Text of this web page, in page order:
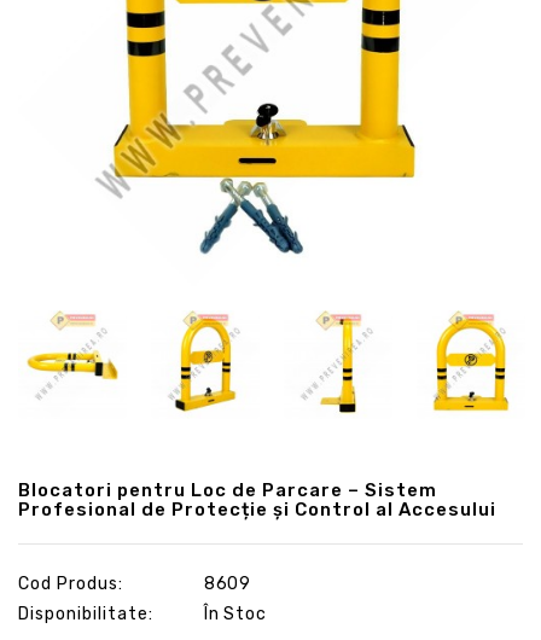
Blocatori pentru Loc de Parcare – Sistem
Profesional de Protecție și Control al Accesului
Cod Produs:
8609
Disponibilitate:
În Stoc